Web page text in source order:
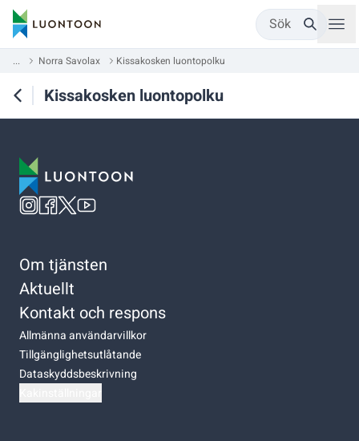
Sök
... Norra Savolax Kissakosken luontopolku
Kissakosken luontopolku
Om tjänsten
Aktuellt
Kontakt och respons
Allmänna användarvillkor
Tillgänglighetsutlåtande
Dataskyddsbeskrivning